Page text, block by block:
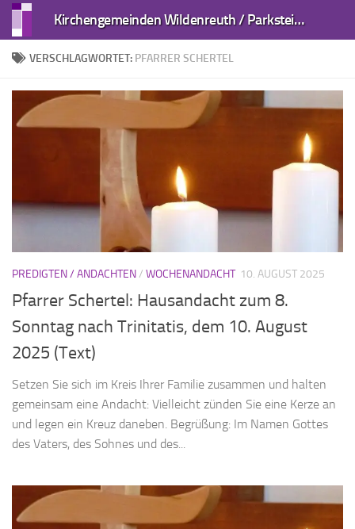
Zum Inhalt springen Kirchengemeinden Wildenreuth / Parkstein und Kirchendemenreuth
VERSCHLAGWORTET: PFARRER SCHERTEL
PREDIGTEN / ANDACHTEN/ WOCHENANDACHT 10. AUGUST 2025
Pfarrer Schertel: Hausandacht zum 8.
Sonntag nach Trinitatis, dem 10. August
2025 (Text)
Setzen Sie sich im Kreis Ihrer Familie zusammen und halten
gemeinsam eine Andacht: Vielleicht zünden Sie eine Kerze an
und legen ein Kreuz daneben. Begrüßung: Im Namen Gottes
des Vaters, des Sohnes und des...